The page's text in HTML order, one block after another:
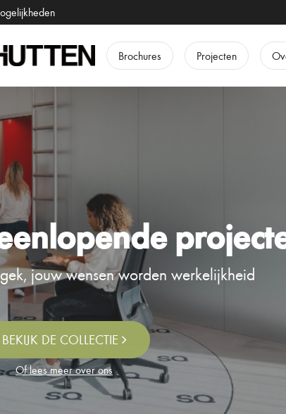
Brochures Projecten
jouw wensen worden werkelijkheid
BEKIJK DE COLLECTIE
Of lees meer over ons